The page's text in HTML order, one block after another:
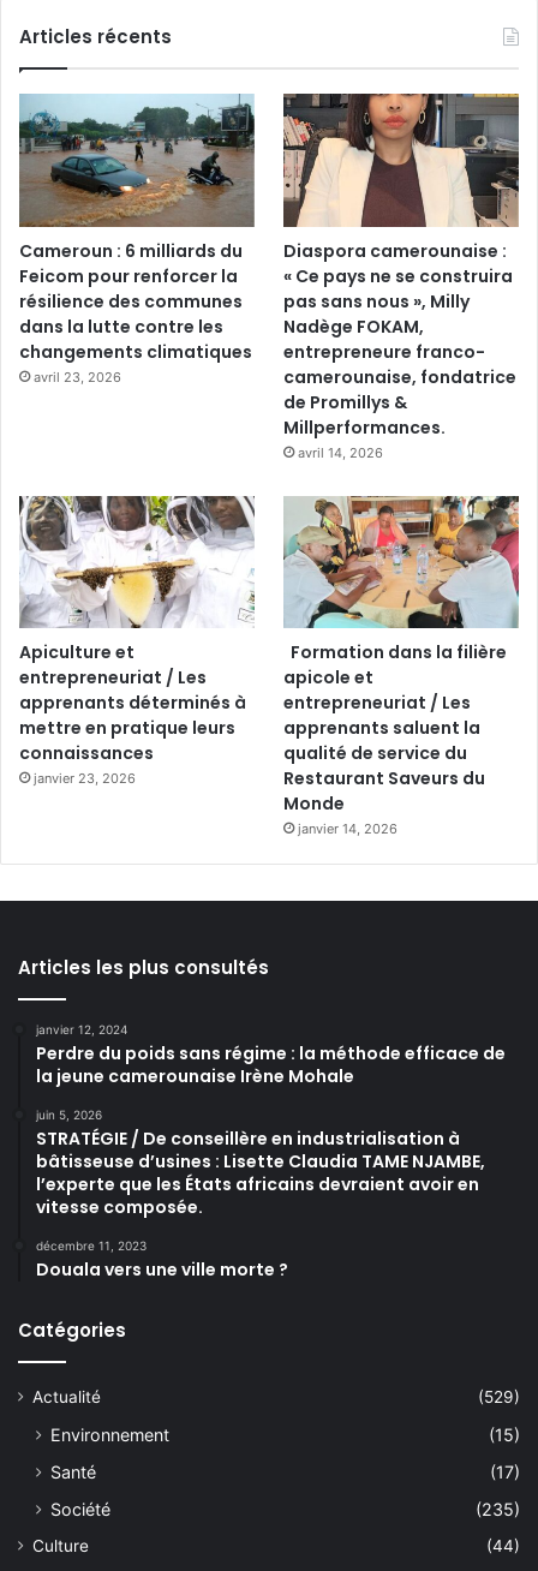
Articles récents
Cameroun : 6 milliards du
Feicom pour renforcer la
résilience des communes
dans la lutte contre les
changements climatiques
avril 23, 2026
Diaspora camerounaise :
« Ce pays ne se construira
pas sans nous », Milly
Nadège FOKAM,
entrepreneure franco-
camerounaise, fondatrice
de Promillys &
Millperformances.
avril 14, 2026
Apiculture et
entrepreneuriat / Les
apprenants déterminés à
mettre en pratique leurs
connaissances
janvier 23, 2026
Formation dans la filière
apicole et
entrepreneuriat / Les
apprenants saluent la
qualité de service du
Restaurant Saveurs du
Monde
janvier 14, 2026
Articles les plus consultés
janvier 12, 2024
Perdre du poids sans régime : la méthode efficace de
la jeune camerounaise Irène Mohale
juin 5, 2026
STRATÉGIE / De conseillère en industrialisation à
bâtisseuse d’usines : Lisette Claudia TAME NJAMBE,
l’experte que les États africains devraient avoir en
vitesse composée.
décembre 11, 2023
Douala vers une ville morte ?
Catégories
Actualité (529)
Environnement
(15)
Santé
(17)
Société
(235)
Culture
(44)